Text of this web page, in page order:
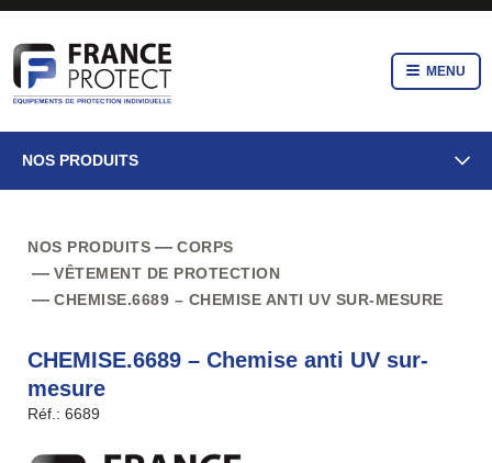
MENU
NOS PRODUITS
NOS PRODUITS
CORPS
VÊTEMENT DE PROTECTION
CHEMISE.6689 – CHEMISE ANTI UV SUR-MESURE
CHEMISE.6689 – Chemise anti UV sur-
mesure
Réf.: 6689